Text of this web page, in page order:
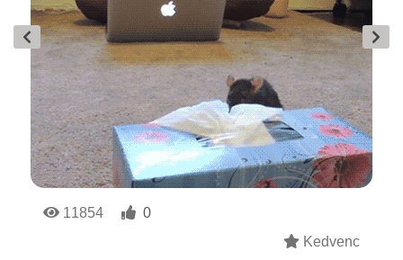
11854
0
Kedvenc